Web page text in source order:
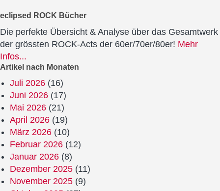
eclipsed ROCK Bücher
Die perfekte Übersicht & Analyse über das Gesamtwerk
der grössten ROCK-Acts der 60er/70er/80er! Mehr
Infos...
Artikel nach Monaten
Juli 2026 (16)
Juni 2026 (17)
Mai 2026 (21)
April 2026 (19)
März 2026 (10)
Februar 2026 (12)
Januar 2026 (8)
Dezember 2025 (11)
November 2025 (9)